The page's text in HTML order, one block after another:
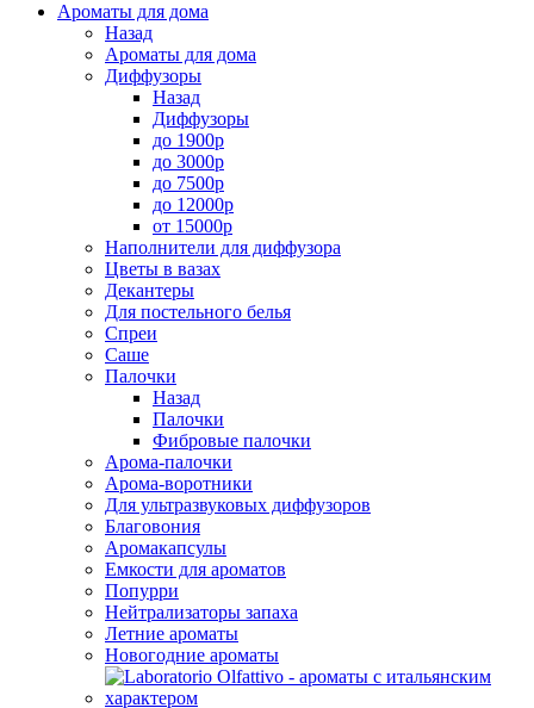
Ароматы для дома
Назад
Ароматы для дома
Диффузоры
Назад
Диффузоры
до 1900р
до 3000р
до 7500р
до 12000р
от 15000р
Наполнители для диффузора
Цветы в вазах
Декантеры
Для постельного белья
Спреи
Саше
Палочки
Назад
Палочки
Фибровые палочки
Арома-палочки
Арома-воротники
Для ультразвуковых диффузоров
Благовония
Аромакапсулы
Емкости для ароматов
Попурри
Нейтрализаторы запаха
Летние ароматы
Новогодние ароматы